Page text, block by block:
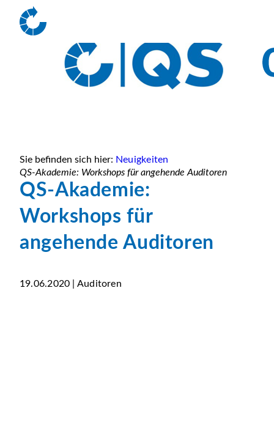
Sie befinden sich hier: Neuigkeiten
QS-Akademie: Workshops für angehende Auditoren
QS-Akademie:
Workshops für
angehende Auditoren
19.06.2020 | Auditoren